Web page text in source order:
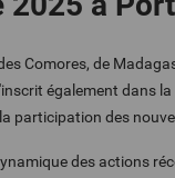
Comores, de
également dans
participation des
des actions ré